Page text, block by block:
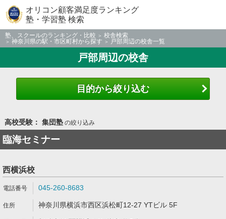
オリコン顧客満足度ランキング
塾・学習塾 検索
塾、スクールのランキング・比較
校舎検索
神奈川県の駅・市区町村から探す
戸部周辺の校舎一覧
戸部周辺の校舎
目的から絞り込む
高校受験： 集団塾の絞り込み
臨海セミナー
西横浜校
045-260-8683
神奈川県横浜市西区浜松町12-27 YTビル 5F